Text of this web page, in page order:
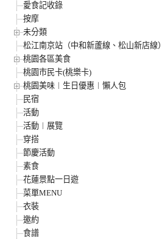
愛食記收錄
按摩
未分類
松江南京站（中和新蘆線、松山新店線）
桃園各區美食
桃園市民卡(桃樂卡)
桃園美味︱生日優惠︱懶人包
民宿
活動
活動︱展覽
穿搭
節慶活動
素食
花蓮景點一日遊
菜單MENU
衣裝
邀約
食譜